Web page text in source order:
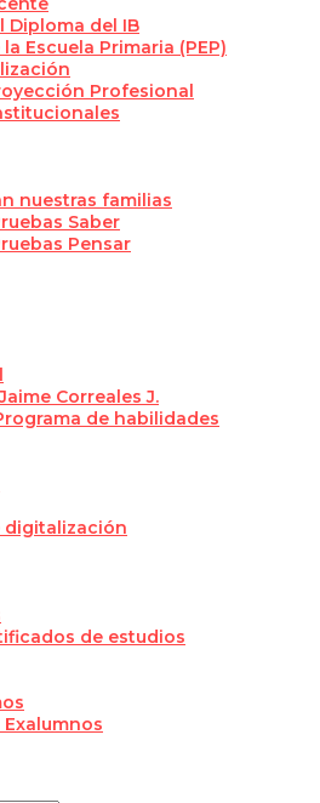
Diploma del IB
Escuela Primaria (PEP)
Profesional
nuestras familias
Saber
Pensar
Correales J.
de habilidades
digitalización
de estudios